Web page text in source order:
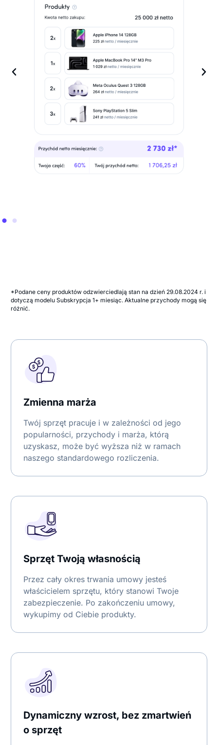
*Podane ceny produktów odzwierciedlają stan na dzień 29.08.2024 r. i
dotyczą modelu Subskrypcja 1+ miesiąc. Aktualne przychody mogą się
różnić.
Zmienna marża
Twój sprzęt pracuje i w zależności od jego
popularności, przychody i marża, którą
uzyskasz, może być wyższa niż w ramach
naszego standardowego rozliczenia.
Sprzęt Twoją własnością​
Przez cały okres trwania umowy jesteś
właścicielem sprzętu, który stanowi Twoje
zabezpieczenie. Po zakończeniu umowy,
wykupimy od Ciebie produkty.
Dynamiczny wzrost, bez zmartwień
o sprzęt